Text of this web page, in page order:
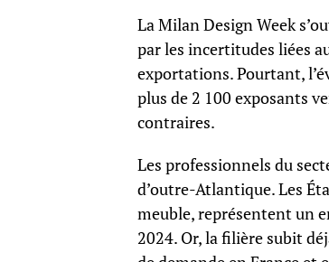
La Milan Design Week
par les incertitudes liées
exportations. Pourtant,
plus de 2 100 exposants
contraires.
Les professionnels du
d’outre-Atlantique. Les
meuble, représentent un
2024. Or, la filière subit